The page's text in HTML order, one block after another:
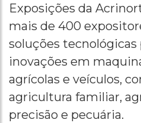
Exposições da
mais de 400
soluções tecnológicas
inovações em
agrícolas e veículos,
agricultura familiar,
precisão e pecuária.